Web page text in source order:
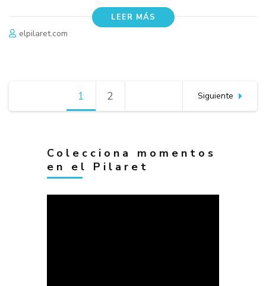
LEER MÁS
elpilaret.com
Navegación
Página
1 Página
2 Siguiente
Colecciona momentos
en el Pilaret